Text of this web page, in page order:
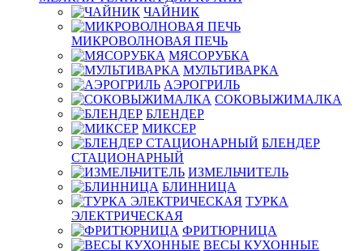
ЧАЙНИК
МИКРОВОЛНОВАЯ ПЕЧЬ
МЯСОРУБКА
МУЛЬТИВАРКА
АЭРОГРИЛЬ
СОКОВЫЖИМАЛКА
БЛЕНДЕР
МИКСЕР
БЛЕНДЕР
СТАЦИОНАРНЫЙ
ИЗМЕЛЬЧИТЕЛЬ
БЛИННИЦА
ТУРКА
ЭЛЕКТРИЧЕСКАЯ
ФРИТЮРНИЦА
ВЕСЫ КУХОННЫЕ